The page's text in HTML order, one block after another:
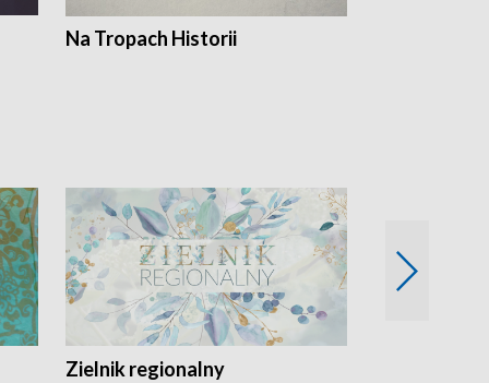
Na Tropach Historii
Zielnik regionalny